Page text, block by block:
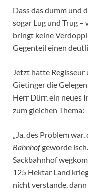
Dass das dumm und
sogar Lug und Trug –
bringt keine
Gegenteil einen
Jetzt hatte
Gietinger die
Herr Dürr, ein neues
zum gleichen Thema:
„Ja, des Problem
Bahnhofgeworde
Sackbahnhof
125 Hektar Land
nicht verstande,